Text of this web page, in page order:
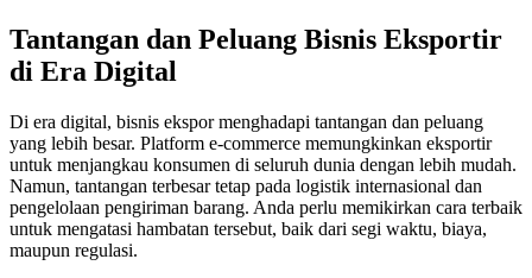
Tantangan dan Peluang Bisnis Eksportir
di Era Digital
Di era digital, bisnis ekspor menghadapi tantangan dan peluang
yang lebih besar. Platform e-commerce memungkinkan eksportir
untuk menjangkau konsumen di seluruh dunia dengan lebih mudah.
Namun, tantangan terbesar tetap pada logistik internasional dan
pengelolaan pengiriman barang. Anda perlu memikirkan cara terbaik
untuk mengatasi hambatan tersebut, baik dari segi waktu, biaya,
maupun regulasi.